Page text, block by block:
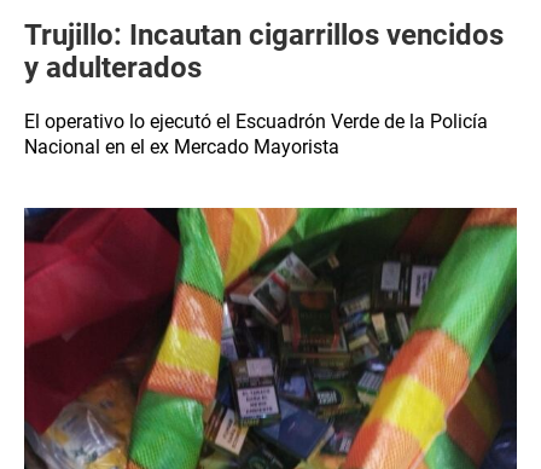
Trujillo: Incautan cigarrillos vencidos
y adulterados
El operativo lo ejecutó el Escuadrón Verde de la Policía
Nacional en el ex Mercado Mayorista